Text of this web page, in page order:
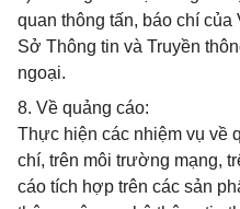
quan thông tấn, báo chí
Sở Thông tin và Truyền
ngoại.
8. Về quảng cáo:
Thực hiện các nhiệm vụ về
chí, trên môi trường mạng,
cáo tích hợp trên các sản